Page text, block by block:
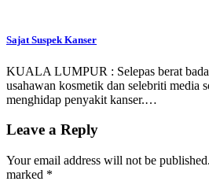
Sajat Suspek Kanser
KUALA LUMPUR : Selepas berat
usahawan kosmetik dan selebriti media
menghidap penyakit kanser.…
Leave a Reply
Your email address will not be published.
marked *